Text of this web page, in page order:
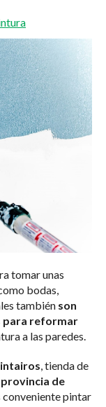
tomar unas
bodas,
también son
para reformar
a las paredes.
, tienda de
provincia de
conveniente pintar